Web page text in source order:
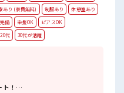
あり (寮費無料) 制服あり
休憩室あり
備 染髪OK
ピアスOK
代 30代が活躍
！